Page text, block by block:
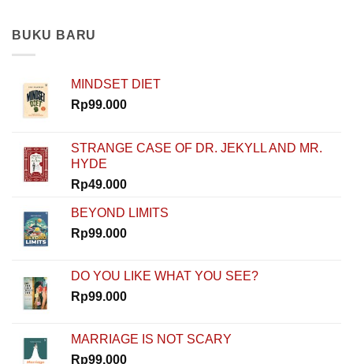
Nur
Ibrahim
Buktiin
Dimulai
Nol
di
To
Start
BUKU BARU
MINDSET DIET
Rp99.000
STRANGE CASE OF DR. JEKYLL AND MR.
HYDE
Rp49.000
BEYOND LIMITS
Rp99.000
DO YOU LIKE WHAT YOU SEE?
Rp99.000
MARRIAGE IS NOT SCARY
Rp99.000